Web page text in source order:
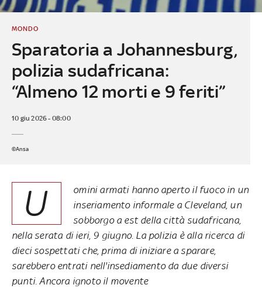
Sparatoria a Johannesburg,
polizia sudafricana:
“Almeno 12 morti e 9 feriti”
MONDO
10 giu 2026 - 08:00
©Ansa
U
omini armati hanno aperto il fuoco in un
inseriamento informale a Cleveland, un
sobborgo a est della città sudafricana,
nella serata di ieri, 9 giugno. La polizia è alla ricerca di
dieci sospettati che, prima di iniziare a sparare,
sarebbero entrati nell'insediamento da due diversi
punti. Ancora ignoto il movente